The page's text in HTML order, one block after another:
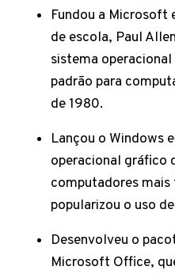
Fundou a Microsoft
de escola, Paul
sistema
padrão para
de 1980.
Lançou o Windows
operacional gráfico
computadores mais
popularizou o uso
Desenvolveu o
Microsoft Office,